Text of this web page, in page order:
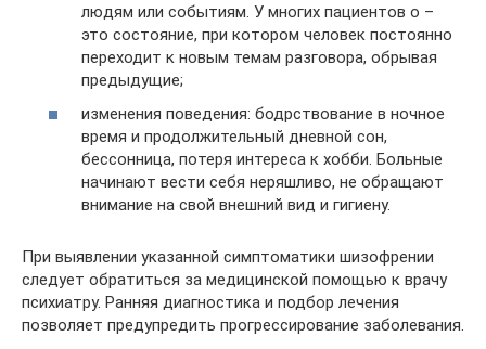
людям или событиям. У многих пациентов о –
это состояние, при котором человек постоянно
переходит к новым темам разговора, обрывая
предыдущие;
изменения поведения: бодрствование в ночное
время и продолжительный дневной сон,
бессонница, потеря интереса к хобби. Больные
начинают вести себя неряшливо, не обращают
внимание на свой внешний вид и гигиену.
При выявлении указанной симптоматики шизофрении
следует обратиться за медицинской помощью к врачу
психиатру. Ранняя диагностика и подбор лечения
позволяет предупредить прогрессирование заболевания.